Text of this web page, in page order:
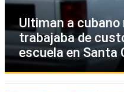
Ultiman a
trabajaba de
escuela en Santa